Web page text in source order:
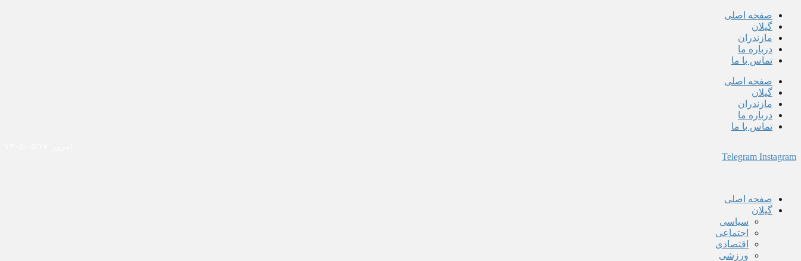
پرش
محتوا
صفحه اصلی
گیلان
مازندران
درباره ما
تماس با ما
صفحه اصلی
گیلان
مازندران
درباره ما
تماس با ما
Telegram Instagram
صفحه اصلی
گیلان
سیاسی
اجتماعی
اقتصادی
ورزشی